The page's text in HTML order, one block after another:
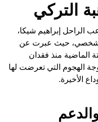
التركي
الراحل إبراهيم شيكا،
الشخصي، حيث عبرت عن
الماضية منذ فقدان
الهجوم التي تعرضت لها
الأخيرة.